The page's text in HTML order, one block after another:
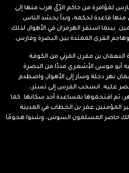
لمؤامرة من حاكم الرّيّ هرب منها إلى
قاعدة لحكمه، وبدأ يحشد الناس
بينما استقر الهرمزان في الأهواز، لذلك
القرى الممتدة بين البصرة وفارس.
النعمان بن مقرن المزني من الكوفة
أبو موسى الأشعري مددًا من البصرة
نهر دجلة وسار إلى الأهواز، واصطدم
عليه. انسحب الفرس إلى تستر،
ثم اقتحموها بمساعدة أحد سكانها. كما
المؤمنين عمر بن الخطاب في المدينة
ذلك حاصر المسلمون السوس، وشنوا هجومًا